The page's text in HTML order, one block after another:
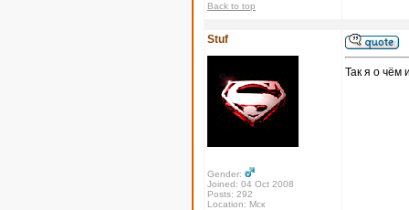
Back to top
Stuf
Gender:
Joined: 04 Oct 2008
Posts: 292
Location: Мск
Так я о чём